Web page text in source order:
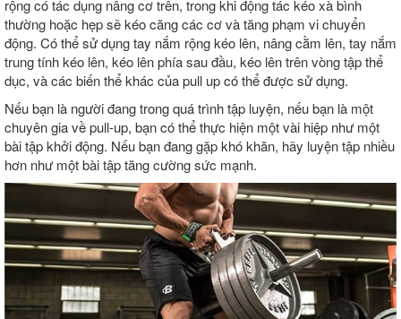
rộng có tác dụng nâng cơ trên, trong khi động tác kéo xà bình
thường hoặc hẹp sẽ kéo căng các cơ và tăng phạm vi chuyển
động. Có thể sử dụng tay nắm rộng kéo lên, nâng cằm lên, tay nắm
trung tính kéo lên, kéo lên phía sau đầu, kéo lên trên vòng tập thể
dục, và các biến thể khác của pull up có thể được sử dụng.
Nếu bạn là người đang trong quá trình tập luyện, nếu bạn là một
chuyên gia về pull-up, bạn có thể thực hiện một vài hiệp như một
bài tập khởi động. Nếu bạn đang gặp khó khăn, hãy luyện tập nhiều
hơn như một bài tập tăng cường sức mạnh.